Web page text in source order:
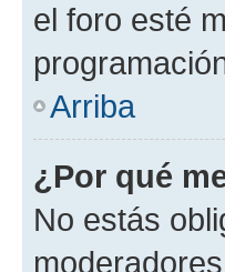
el foro esté
Arriba
¿Por qué
No estás